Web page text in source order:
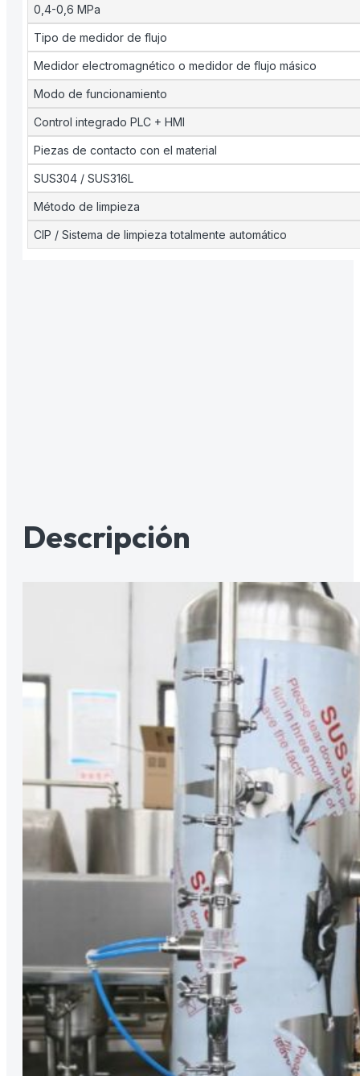
0,4-0,6 MPa
Tipo de medidor de flujo
Medidor electromagnético o medidor de flujo másico
Modo de funcionamiento
Control integrado PLC + HMI
Piezas de contacto con el material
SUS304 / SUS316L
Método de limpieza
CIP / Sistema de limpieza totalmente automático
Descripción